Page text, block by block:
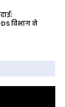
विभाग ने